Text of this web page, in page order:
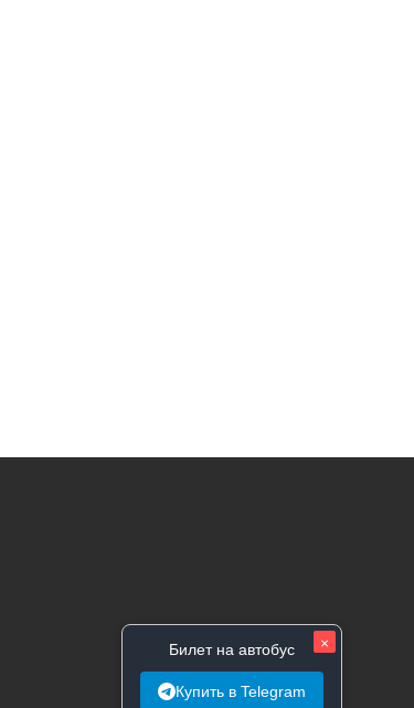
×
Билет на автобус
Купить в Telegram